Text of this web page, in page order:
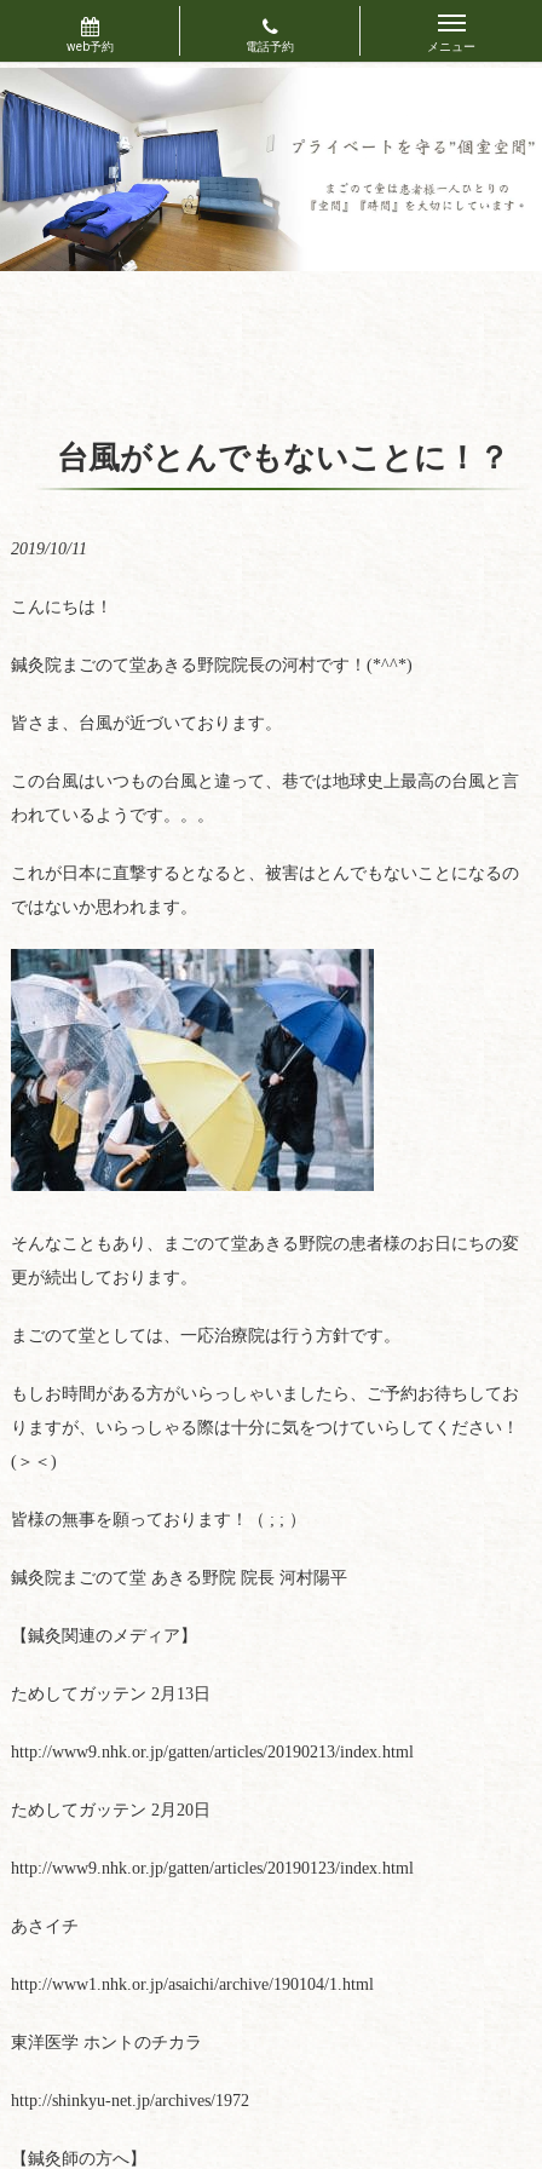
台風がとんでもないことに！？
2019/10/11
こんにちは！
鍼灸院まごのて堂あきる野院院長の河村です！(*^^*)
皆さま、台風が近づいております。
この台風はいつもの台風と違って、巷では地球史上最高の台風と言
われているようです。。。
これが日本に直撃するとなると、被害はとんでもないことになるの
ではないか思われます。
そんなこともあり、まごのて堂あきる野院の患者様のお日にちの変
更が続出しております。
まごのて堂としては、一応治療院は行う方針です。
もしお時間がある方がいらっしゃいましたら、ご予約お待ちしてお
りますが、いらっしゃる際は十分に気をつけていらしてください！
(＞＜)
皆様の無事を願っております！（ ; ; ）
鍼灸院まごのて堂 あきる野院 院長 河村陽平
【鍼灸関連のメディア】
ためしてガッテン 2月13日
http://www9.nhk.or.jp/gatten/articles/20190213/index.html
ためしてガッテン 2月20日
http://www9.nhk.or.jp/gatten/articles/20190123/index.html
あさイチ
http://www1.nhk.or.jp/asaichi/archive/190104/1.html
東洋医学 ホントのチカラ
http://shinkyu-net.jp/archives/1972
【鍼灸師の方へ】